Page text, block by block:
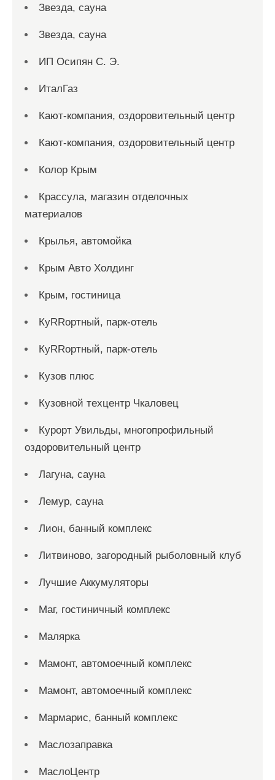
Звезда, сауна
Звезда, сауна
ИП Осипян С. Э.
ИталГаз
Кают-компания, оздоровительный центр
Кают-компания, оздоровительный центр
Колор Крым
Крассула, магазин отделочных
материалов
Крылья, автомойка
Крым Авто Холдинг
Крым, гостиница
КуRRортный, парк-отель
КуRRортный, парк-отель
Кузов плюс
Кузовной техцентр Чкаловец
Курорт Увильды, многопрофильный
оздоровительный центр
Лагуна, сауна
Лемур, сауна
Лион, банный комплекс
Литвиново, загородный рыболовный клуб
Лучшие Аккумуляторы
Маг, гостиничный комплекс
Малярка
Мамонт, автомоечный комплекс
Мамонт, автомоечный комплекс
Мармарис, банный комплекс
Маслозаправка
МаслоЦентр